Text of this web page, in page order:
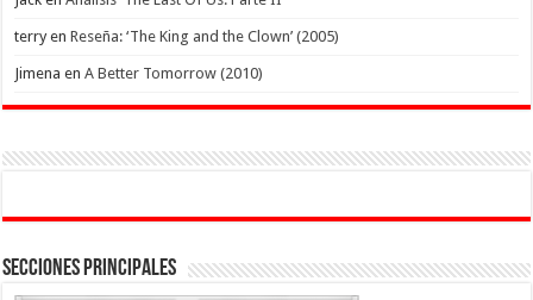
terryenReseña: ‘The King and the Clown’ (2005)
Jimena enA Better Tomorrow (2010)
Secciones Principales